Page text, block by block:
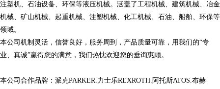
注塑机、石油设备、环保等液压机械。涵盖了工程机械、建筑机械、冶金
机械、矿山机械、起重机械、注塑机械、化工机械、石油、船舶、环保等
领域。
本公司机制灵活，信誉良好，服务周到，产品质量可靠，用我们的“专
业、真诚”赢得您的满意，我们热忱欢迎您的垂询惠顾。
本公司合作品牌：派克PARKER.力士乐REXROTH.阿托斯ATOS.布赫